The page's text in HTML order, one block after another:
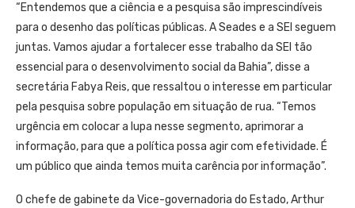
“Entendemos que a ciência e a pesquisa são imprescindíveis
para o desenho das políticas públicas. A Seades e a SEI seguem
juntas. Vamos ajudar a fortalecer esse trabalho da SEI tão
essencial para o desenvolvimento social da Bahia”, disse a
secretária Fabya Reis, que ressaltou o interesse em particular
pela pesquisa sobre população em situação de rua. “Temos
urgência em colocar a lupa nesse segmento, aprimorar a
informação, para que a política possa agir com efetividade. É
um público que ainda temos muita carência por informação”.
O chefe de gabinete da Vice-governadoria do Estado, Arthur